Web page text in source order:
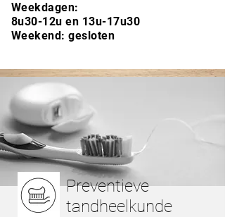
Weekdagen:
8u30-12u en 13u-17u30
Weekend: gesloten
Preventieve
tandheelkunde